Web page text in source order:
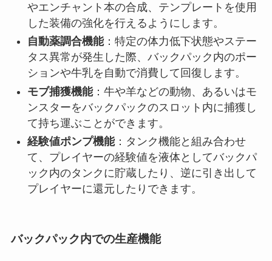
やエンチャント本の合成、テンプレートを使用
した装備の強化を行えるようにします。
自動薬調合機能：特定の体力低下状態やステー
タス異常が発生した際、バックパック内のポー
ションや牛乳を自動で消費して回復します。
モブ捕獲機能：牛や羊などの動物、あるいはモ
ンスターをバックパックのスロット内に捕獲し
て持ち運ぶことができます。
経験値ポンプ機能：タンク機能と組み合わせ
て、プレイヤーの経験値を液体としてバックパ
ック内のタンクに貯蔵したり、逆に引き出して
プレイヤーに還元したりできます。
バックパック内での生産機能